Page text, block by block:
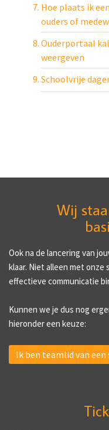
Hoe plaats ik
ouders of
Ouderportaal
weergeven
Schoolvrije
Wij
Ook na de lancering van
klaar. Niet alleen met onze
effectieve communicatie
Kunnen we je dus nog
hieronder een keuze:
Ik ben teamlid van een